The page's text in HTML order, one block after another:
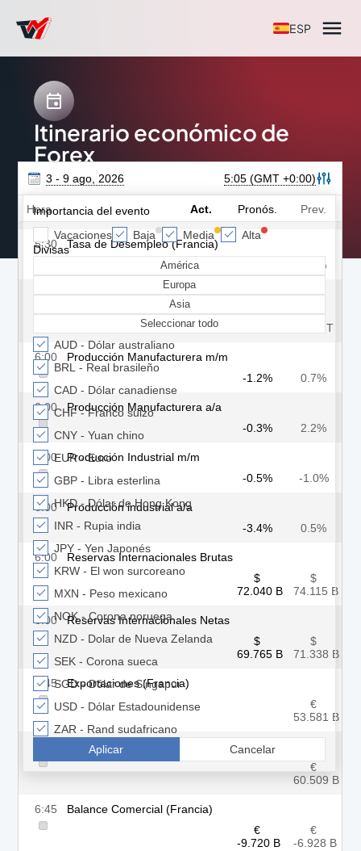
ESP 

Itinerario económico de
Forex
Accede a información completa sobre eventos
económicos y tendencias del mercado para planificar tus
operaciones. Prepárate para posibles cambios del
mercado con indicadores económicos clave.